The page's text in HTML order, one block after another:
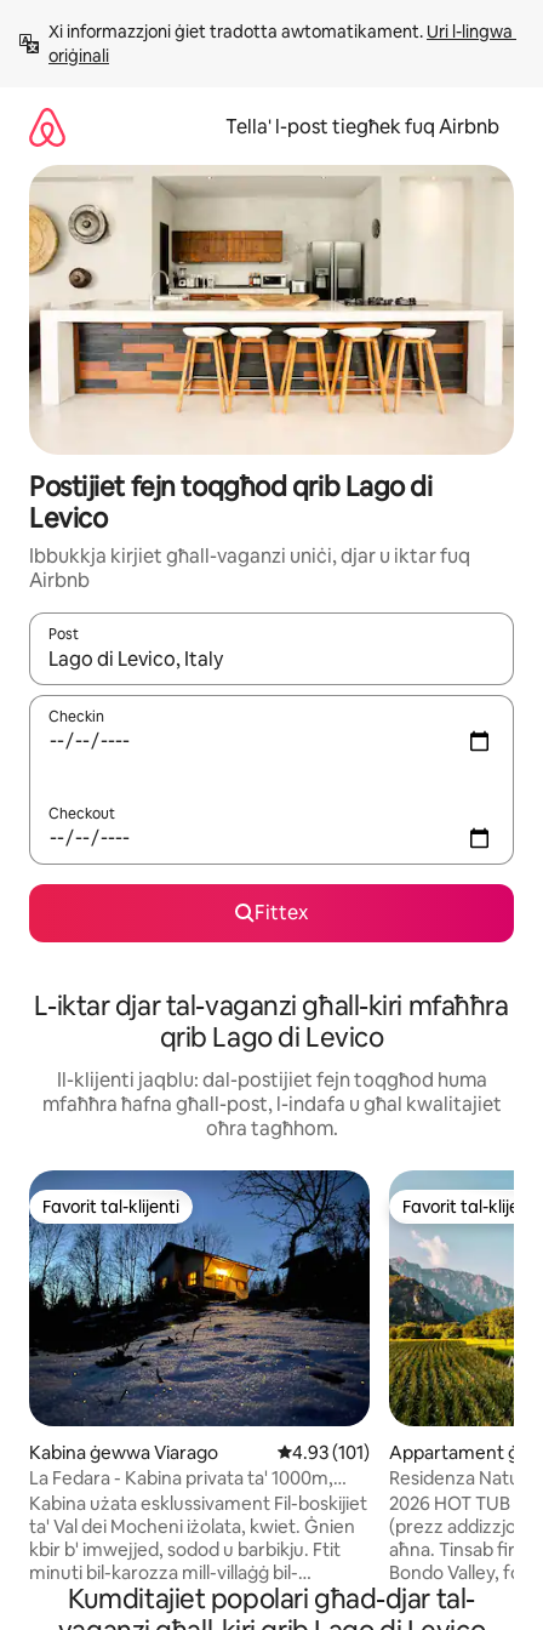
għall-
kontenut
Xi informazzjoni ġiet tradotta awtomatikament. Uri l-lingwa
oriġinali
Tella' l-post tiegħek fuq Airbnb
Postijiet fejn toqgħod qrib Lago di
Levico
Ibbukkja kirjiet għall-vaganzi uniċi, djar u iktar fuq
Airbnb
Post
Meta r-riżultati jkunu disponibbli, tista' tmur minn riżultat
Checkin
Checkout
Fittex
L-iktar djar tal-vaganzi għall-kiri mfaħħra
qrib Lago di Levico
Il-klijenti jaqblu: dal-postijiet fejn toqgħod huma
mfaħħra ħafna għall-post, l-indafa u għal kwalitajiet
oħra tagħhom.
Favorit tal-klijenti
Favorit tal-klijenti
Kabina ġewwa Viarago Rating medju ta' 4.93 minn 5,
4.93 (101)
La Fedara - Kabina privata ta' 1000m,
intima!
Kabina użata esklussivament Fil-boskijiet
ta' Val dei Mocheni iżolata, kwiet. Ġnien
kbir b' imwejjed, sodod u barbikju. Ftit
minuti bil-karozza mill-villaġġ bil-
kumditajiet kollha Mixjiet fit-tul, trekking,
biking, lagi... Il-pets aċċettati. Bjankerija
Favorit tal-klijenti
Favorit tal-klijenti
Appartament
osine sul Garda
Residenza
Naturali ta' Bondo
2026 HOT TUB
(prezz
aħna. Tinsab fir-
Bondo Valley,
foresti ħodor li
Garda. 'Il bogħod
Kumditajiet popolari għad-djar tal-